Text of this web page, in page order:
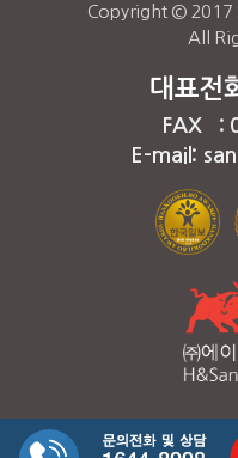
Copyright © 2017
All
대표전
FAX :
E-mail: